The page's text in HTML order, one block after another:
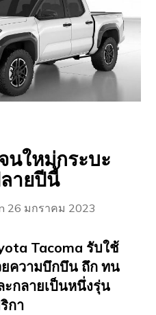
เจนใหม่กระบะ
ายปีนี้
26 มกราคม 2023
Tacoma รับใช้
ความบึกบึน ถึก ทน
กลายเป็นหนึ่งรุ่น
กา